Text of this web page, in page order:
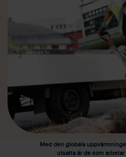
Med den globala
utsatta är de som